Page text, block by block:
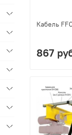
Кабель
867